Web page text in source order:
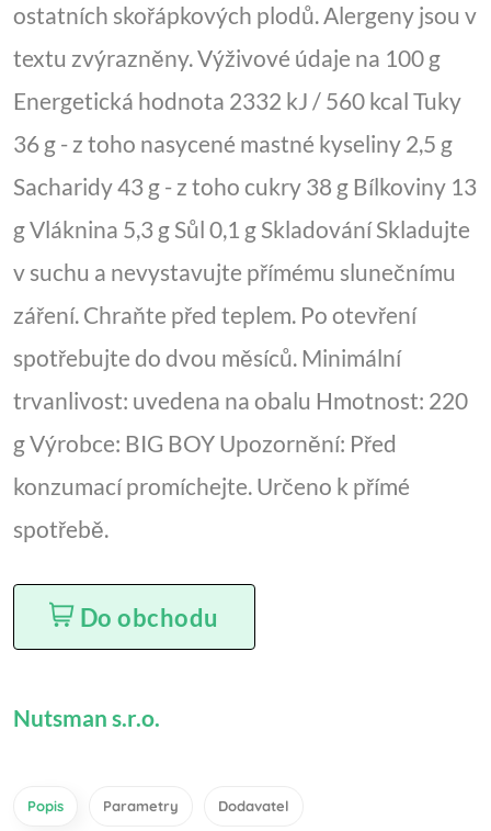
ostatních skořápkových plodů. Alergeny jsou v
textu zvýrazněny. Výživové údaje na 100 g
Energetická hodnota 2332 kJ / 560 kcal Tuky
36 g - z toho nasycené mastné kyseliny 2,5 g
Sacharidy 43 g - z toho cukry 38 g Bílkoviny 13
g Vláknina 5,3 g Sůl 0,1 g Skladování Skladujte
v suchu a nevystavujte přímému slunečnímu
záření. Chraňte před teplem. Po otevření
spotřebujte do dvou měsíců. Minimální
trvanlivost: uvedena na obalu Hmotnost: 220
g Výrobce: BIG BOY Upozornění: Před
konzumací promíchejte. Určeno k přímé
spotřebě.
Do obchodu
Nutsman s.r.o.
Popis Parametry Dodavatel